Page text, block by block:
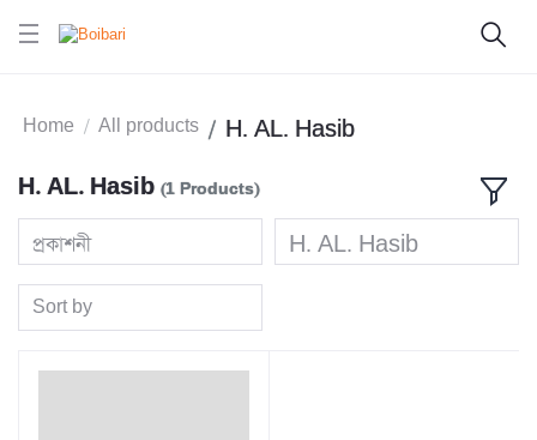
Home All products H. AL. Hasib
H. AL. Hasib (1 Products)
প্রকাশনী H. AL. Hasib
Sort by